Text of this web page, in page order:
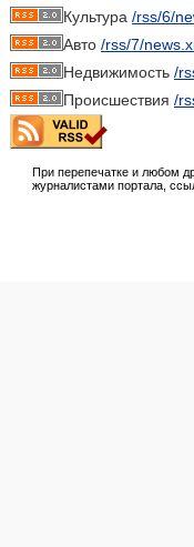
Культура /rss/6/
Авто /rss/7/
Недвижимость /
Происшествия /
При перепечатке и любом
журналистами портала,